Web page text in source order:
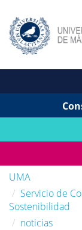
UMA
Servicio de
Sostenibilidad
noticias